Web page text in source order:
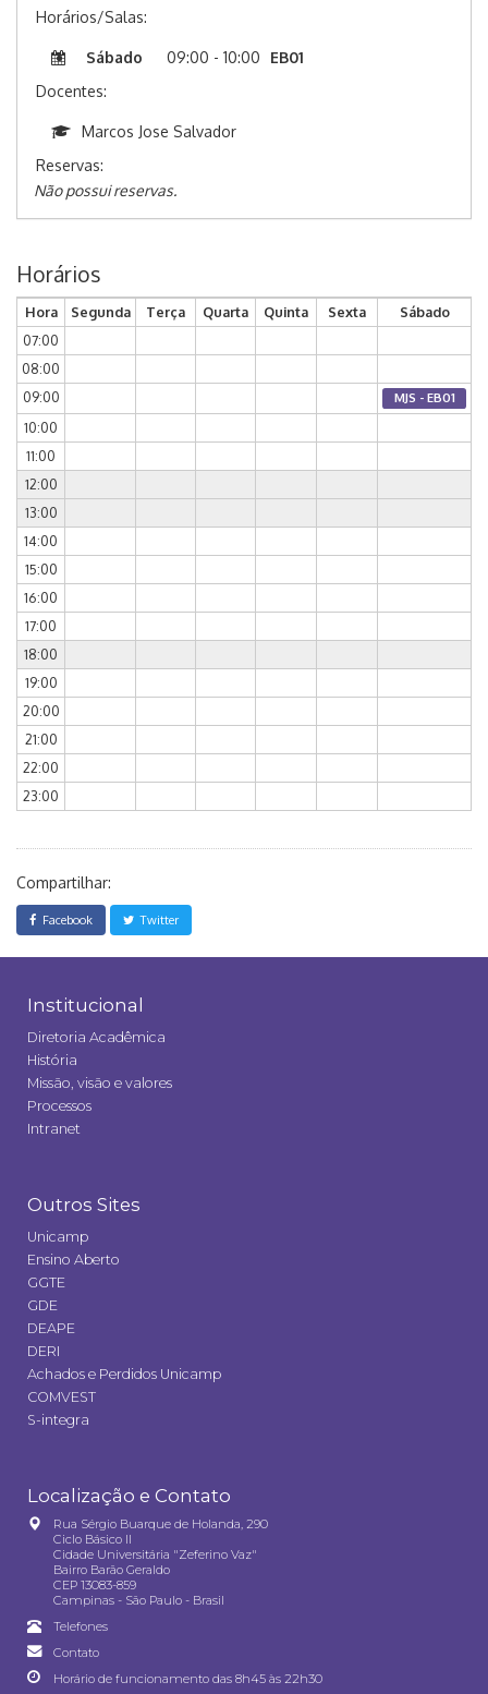
Horários/Salas:
Sábado 09:00 - 10:00
EB01
Docentes:
Marcos Jose Salvador
Reservas:
Não possui reservas.
Horários
Hora Segunda Terça Quarta Quinta Sexta
Sábado
07:00
08:00
09:00
MJS - EB01
10:00
11:00
12:00
13:00
14:00
15:00
16:00
17:00
18:00
19:00
20:00
21:00
22:00
23:00
Compartilhar:
Facebook Twitter
Institucional
Diretoria Acadêmica
História
Missão, visão e valores
Processos
Intranet
Outros Sites
Unicamp
Ensino Aberto
GGTE
GDE
DEAPE
DERI
Achados e Perdidos Unicamp
COMVEST
S-integra
Localização e Contato
Rua Sérgio Buarque de Holanda, 290
Ciclo Básico II
Cidade Universitária "Zeferino Vaz"
Bairro Barão Geraldo
CEP 13083-859
Campinas - São Paulo - Brasil
Telefones
Contato
Horário de funcionamento das 8h45 às 22h30